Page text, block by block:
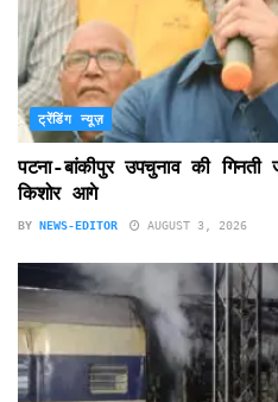
ट्रेंडिंग न्यूज़
पटना-बांकीपुर उपचुनाव की
किशोर आगे
BY NEWS-EDITOR AUGUST 3, 2026